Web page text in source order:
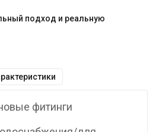
подход и реальную
фитинги